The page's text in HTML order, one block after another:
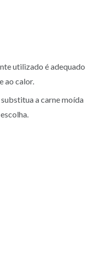
utilizado é adequado
ao calor.
a carne moída